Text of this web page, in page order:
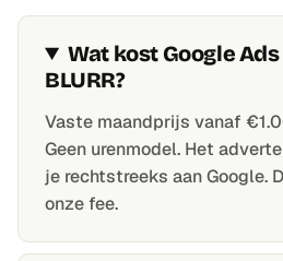
Wat kost Google
BLURR?
Vaste maandprijs vanaf
Geen urenmodel. Het
je rechtstreeks aan Google.
onze fee.